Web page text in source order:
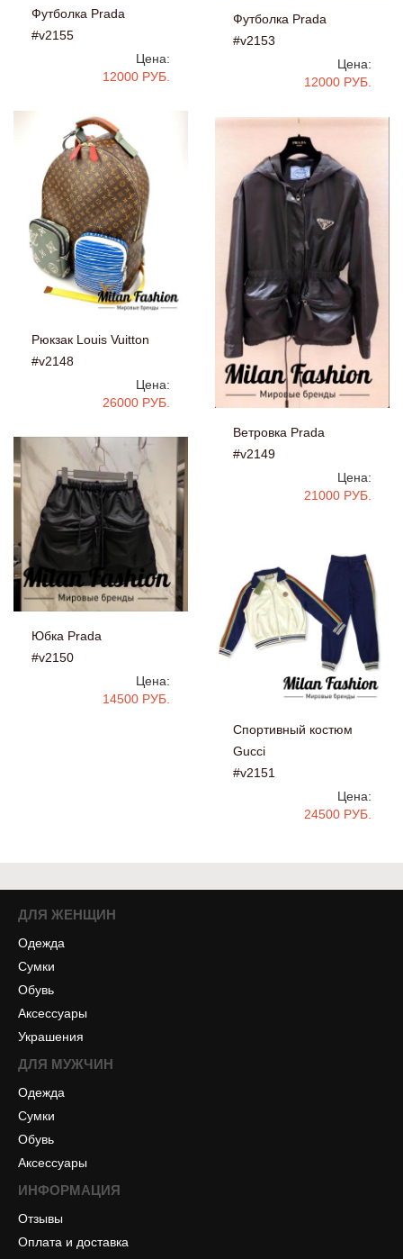
Футболка Prada
#v2155
Цена:
12000 РУБ.
Футболка Prada
#v2153
Цена:
12000 РУБ.
Рюкзак Louis Vuitton
#v2148
Цена:
26000 РУБ.
Ветровка Prada
#v2149
Цена:
21000 РУБ.
Юбка Prada
#v2150
Цена:
14500 РУБ.
Спортивный костюм
Gucci
#v2151
Цена:
24500 РУБ.
ДЛЯ ЖЕНЩИН
Одежда
Сумки
Обувь
Аксессуары
Украшения
ДЛЯ МУЖЧИН
Одежда
Сумки
Обувь
Аксессуары
ИНФОРМАЦИЯ
Отзывы
Оплата и доставка